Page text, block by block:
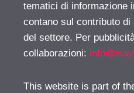
tematici di informazione
contano sul contributo
del settore. Per
collaborazioni:
This website is part of